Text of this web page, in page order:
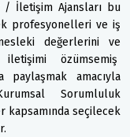
İletişim Ajansları bu
profesyonelleri ve iş
değerlerini ve
iletişimi özümsemiş
paylaşmak amacıyla
Sorumluluk
kapsamında seçilecek